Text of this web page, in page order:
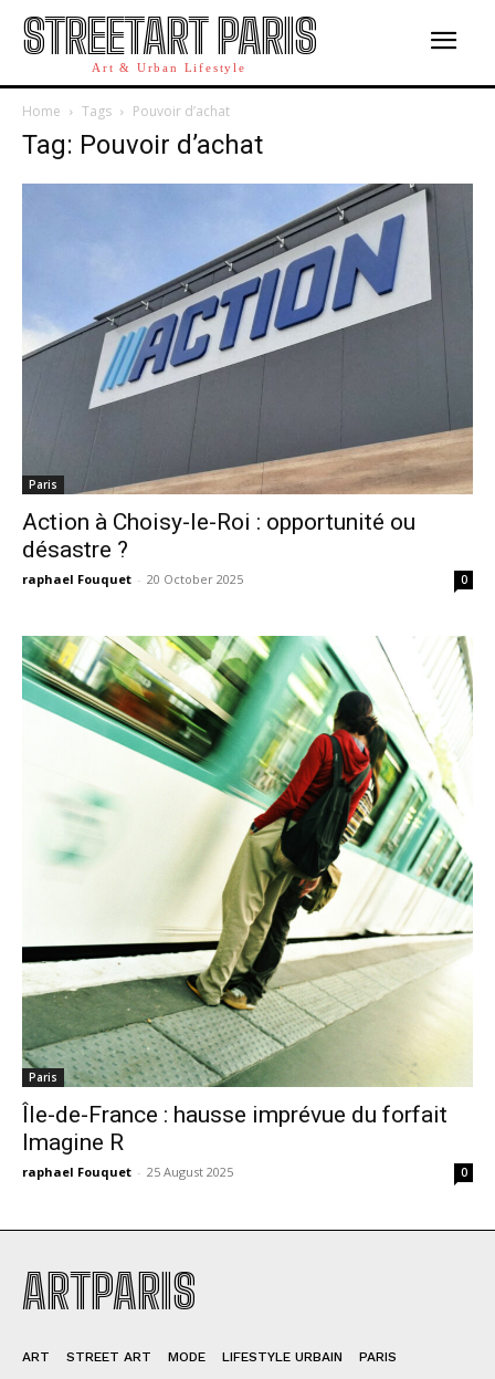
STREETART PARIS
Art & Urban Lifestyle
Home Tags Pouvoir d’achat
Tag: Pouvoir d’achat
Paris
Action à Choisy-le-Roi : opportunité ou
désastre ?
raphael Fouquet - 20 October 2025 0
Paris
Île-de-France : hausse imprévue du forfait
Imagine R
raphael Fouquet - 25 August 2025 0
ARTPARIS
ART STREET ART MODE LIFESTYLE URBAIN PARIS